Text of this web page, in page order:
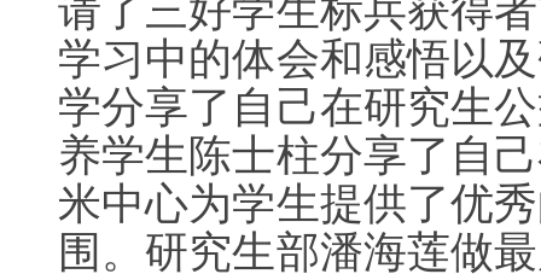
请了三好学生标兵获得
学习中的体会和感悟以
学分享了自己在研究生
养学生陈士柱分享了自
米中心为学生提供了优
围。研究生部潘海莲做